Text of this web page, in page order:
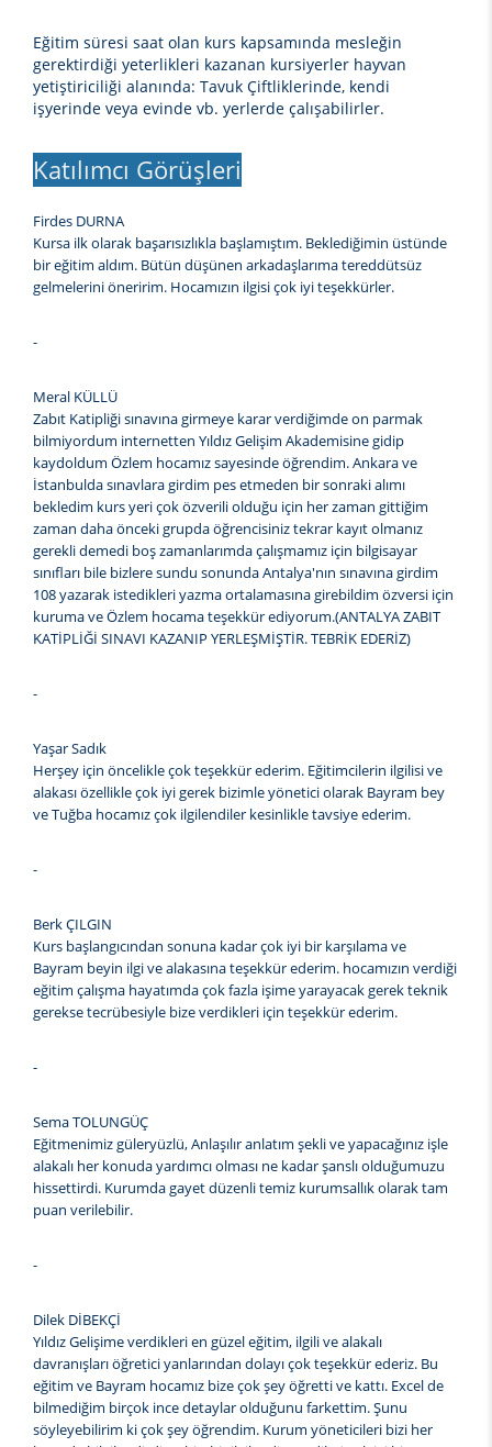
Eğitim süresi saat olan kurs kapsamında mesleğin
gerektirdiği yeterlikleri kazanan kursiyerler hayvan
yetiştiriciliği alanında: Tavuk Çiftliklerinde, kendi
işyerinde veya evinde vb. yerlerde çalışabilirler.
Katılımcı Görüşleri
Firdes DURNA
Kursa ilk olarak başarısızlıkla başlamıştım. Beklediğimin üstünde
bir eğitim aldım. Bütün düşünen arkadaşlarıma tereddütsüz
gelmelerini öneririm. Hocamızın ilgisi çok iyi teşekkürler.
-
Meral KÜLLÜ
Zabıt Katipliği sınavına girmeye karar verdiğimde on parmak
bilmiyordum internetten Yıldız Gelişim Akademisine gidip
kaydoldum Özlem hocamız sayesinde öğrendim. Ankara ve
İstanbulda sınavlara girdim pes etmeden bir sonraki alımı
bekledim kurs yeri çok özverili olduğu için her zaman gittiğim
zaman daha önceki grupda öğrencisiniz tekrar kayıt olmanız
gerekli demedi boş zamanlarımda çalışmamız için bilgisayar
sınıfları bile bizlere sundu sonunda Antalya'nın sınavına girdim
108 yazarak istedikleri yazma ortalamasına girebildim özversi için
kuruma ve Özlem hocama teşekkür ediyorum.(ANTALYA ZABIT
KATİPLİĞİ SINAVI KAZANIP YERLEŞMİŞTİR. TEBRİK EDERİZ)
-
Yaşar Sadık
Herşey için öncelikle çok teşekkür ederim. Eğitimcilerin ilgilisi ve
alakası özellikle çok iyi gerek bizimle yönetici olarak Bayram bey
ve Tuğba hocamız çok ilgilendiler kesinlikle tavsiye ederim.
-
Berk ÇILGIN
Kurs başlangıcından sonuna kadar çok iyi bir karşılama ve
Bayram beyin ilgi ve alakasına teşekkür ederim. hocamızın verdiği
eğitim çalışma hayatımda çok fazla işime yarayacak gerek teknik
gerekse tecrübesiyle bize verdikleri için teşekkür ederim.
-
Sema TOLUNGÜÇ
Eğitmenimiz güleryüzlü, Anlaşılır anlatım şekli ve yapacağınız işle
alakalı her konuda yardımcı olması ne kadar şanslı olduğumuzu
hissettirdi. Kurumda gayet düzenli temiz kurumsallık olarak tam
puan verilebilir.
-
Dilek DİBEKÇİ
Yıldız Gelişime verdikleri en güzel eğitim, ilgili ve alakalı
davranışları öğretici yanlarından dolayı çok teşekkür ederiz. Bu
eğitim ve Bayram hocamız bize çok şey öğretti ve kattı. Excel de
bilmediğim birçok ince detaylar olduğunu farkettim. Şunu
söyleyebilirim ki çok şey öğrendim. Kurum yöneticileri bizi her